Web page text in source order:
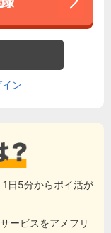
ン
日5分からポイ活が
ービスをアメフリ